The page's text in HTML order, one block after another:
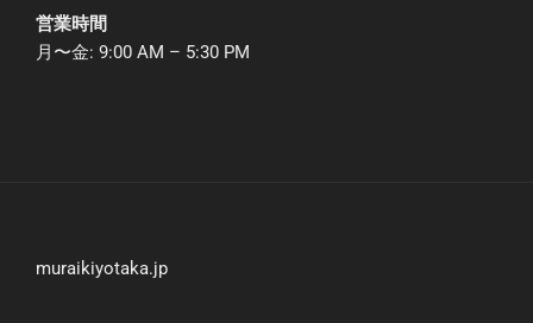
営業時間
月〜金: 9:00 AM – 5:30 PM
muraikiyotaka.jp